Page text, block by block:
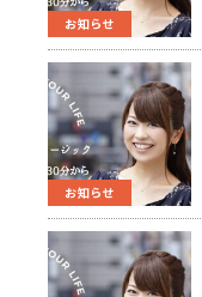
お知らせ
お知らせ